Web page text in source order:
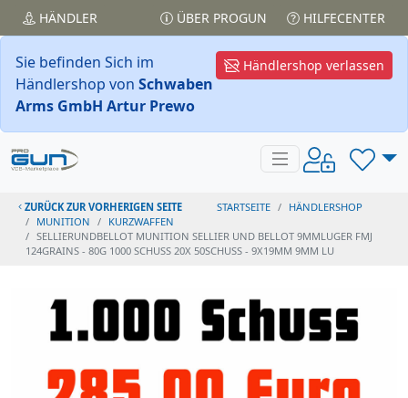
HÄNDLER ÜBER PROGUN HILFECENTER
Händlershop verlassen
Sie befinden Sich im
Händlershop von Schwaben
Arms GmbH Artur Prewo
ZURÜCK ZUR VORHERIGEN SEITE STARTSEITE
HÄNDLERSHOP
MUNITION
KURZWAFFEN
SELLIERUNDBELLOT MUNITION SELLIER UND BELLOT 9MMLUGER FMJ
124GRAINS - 80G 1000 SCHUSS 20X 50SCHUSS - 9X19MM 9MM LU